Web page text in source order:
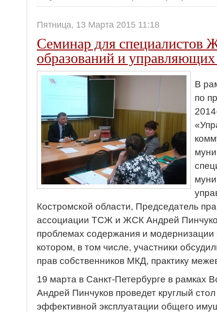
Пятница, 13 Марта 2015 11:18
Семинар для
образований и
В
по
Костромской области, Председатель
ассоциации ТСЖ и ЖСК Андрей
проблемах содержания и
котором, в том числе, участники
прав собственников МКД, практику
19 марта в Санкт-Петербурге в рамках
Андрей Пинчуков проведет круглый
эффективной эксплуатации общего